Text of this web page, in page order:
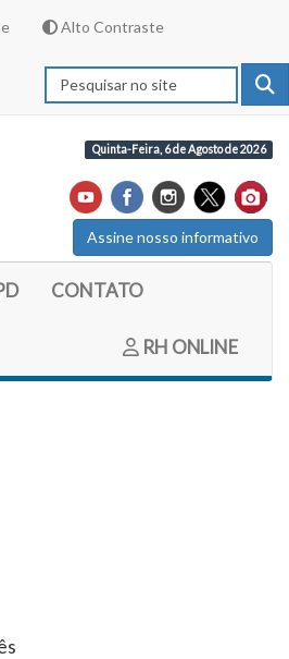
Alto Contraste
Quinta-Feira, 6 de Agosto de 2026
Assine nosso informativo
do legislativo)
(site com informações LGPD)
CONTATO
RH ONLINE